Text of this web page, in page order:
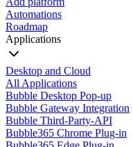
Automations
Roadmap
Applications
Desktop and Cloud
All Applications
Bubble Desktop Pop-up
Bubble Gateway Integration
Bubble Third-Party-API
Bubble365 Chrome Plug-in